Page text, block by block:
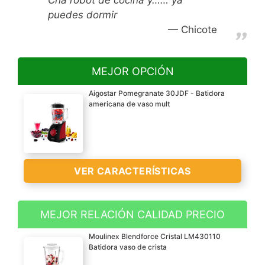
puedes dormir
Chicote
MEJOR OPCIÓN
Aigostar Pomegranate 30JDF - Batidora
americana de vaso mult
VER CARACTERÍSTICAS
?2 velocidades y función
P?Obtiene los mejores
resultados mezclando
MEJOR RELACIÓN CALIDAD PRECIO
Moulinex Blendforce Cristal LM430110
Batidora vaso de crista